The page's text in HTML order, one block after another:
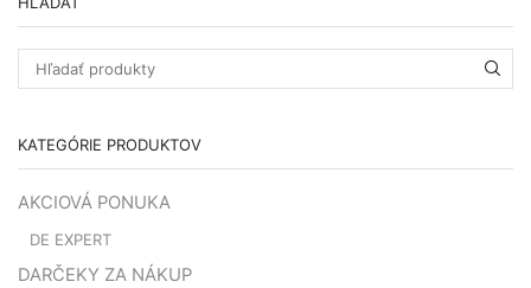
Search
KATEGÓRIE PRODUKTOV
AKCIOVÁ PONUKA
DE EXPERT
DARČEKY ZA NÁKUP